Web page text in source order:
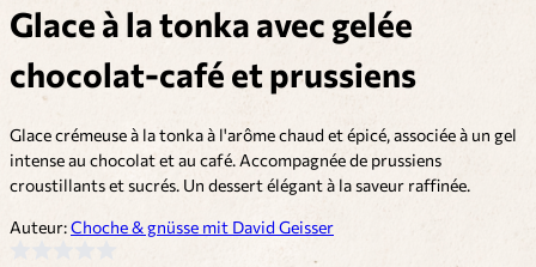
Glace à la tonka avec gelée
chocolat-café et prussiens
Glace crémeuse à la tonka à l'arôme chaud et épicé, associée à un gel
intense au chocolat et au café. Accompagnée de prussiens
croustillants et sucrés. Un dessert élégant à la saveur raffinée.
Auteur:Choche & gnüsse mit David Geisser